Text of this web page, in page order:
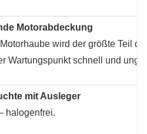
Motorabdeckung
wird der größte Teil
Wartungspunkt schnell und
mit Ausleger
halogenfrei.